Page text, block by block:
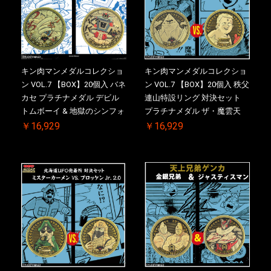
キン肉マンメダルコレクショ
ン VOL.7 【BOX】20個入 バネ
カセ プラチナメダル デビル
トムボーイ & 地獄のシンフォ
ニー ケース付き【初回購入特
一斉出荷予定
￥16,929
キン肉マンメダルコレクショ
ン VOL.7 【BOX】20個入 秩父
連山特設リング 対決セット
プラチナメダル ザ・魔雲天
VS. テリーマン 3.0 ケース付
注分】2026/10/30 一斉出荷予
￥16,929